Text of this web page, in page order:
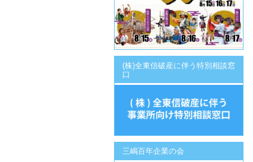
(株)全東信破産に伴う特別相談窓
口
三嶋百年企業の会